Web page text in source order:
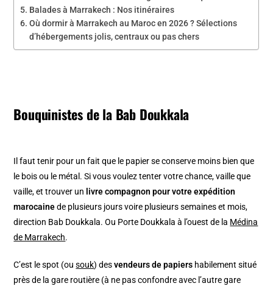
Balades à Marrakech : Nos itinéraires
Où dormir à Marrakech au Maroc en 2026 ? Sélections
d’hébergements jolis, centraux ou pas chers
Bouquinistes de la Bab Doukkala
Il faut tenir pour un fait que le papier se conserve moins bien que
le bois ou le métal. Si vous voulez tenter votre chance, vaille que
vaille, et trouver un livre compagnon pour votre expédition
marocainede plusieurs jours voire plusieurs semaines et mois,
direction Bab Doukkala. Ou Porte Doukkala à l’ouest de la Médina
de Marrakech.
C’est le spot (ousouk) desvendeurs de papiers habilement situé
près de la gare routière (à ne pas confondre avec l’autre gare